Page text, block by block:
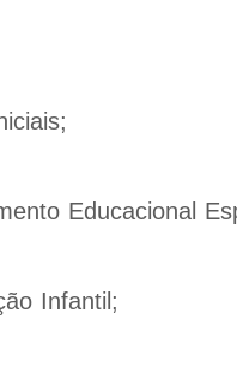
Educacional
Infantil;